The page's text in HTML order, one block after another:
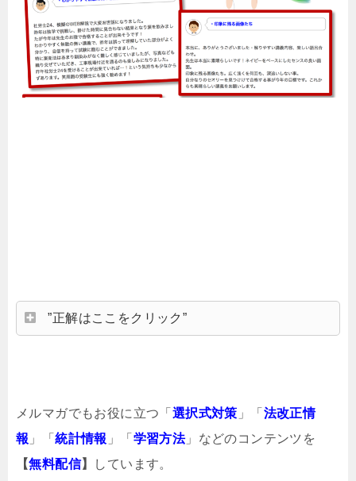
”正解はここをクリック”
メルマガでもお役に立つ「 選択式対策 」「 法改正情
報 」「統計情報 」「 学習方法」などのコンテンツを
【無料配信】
しています。